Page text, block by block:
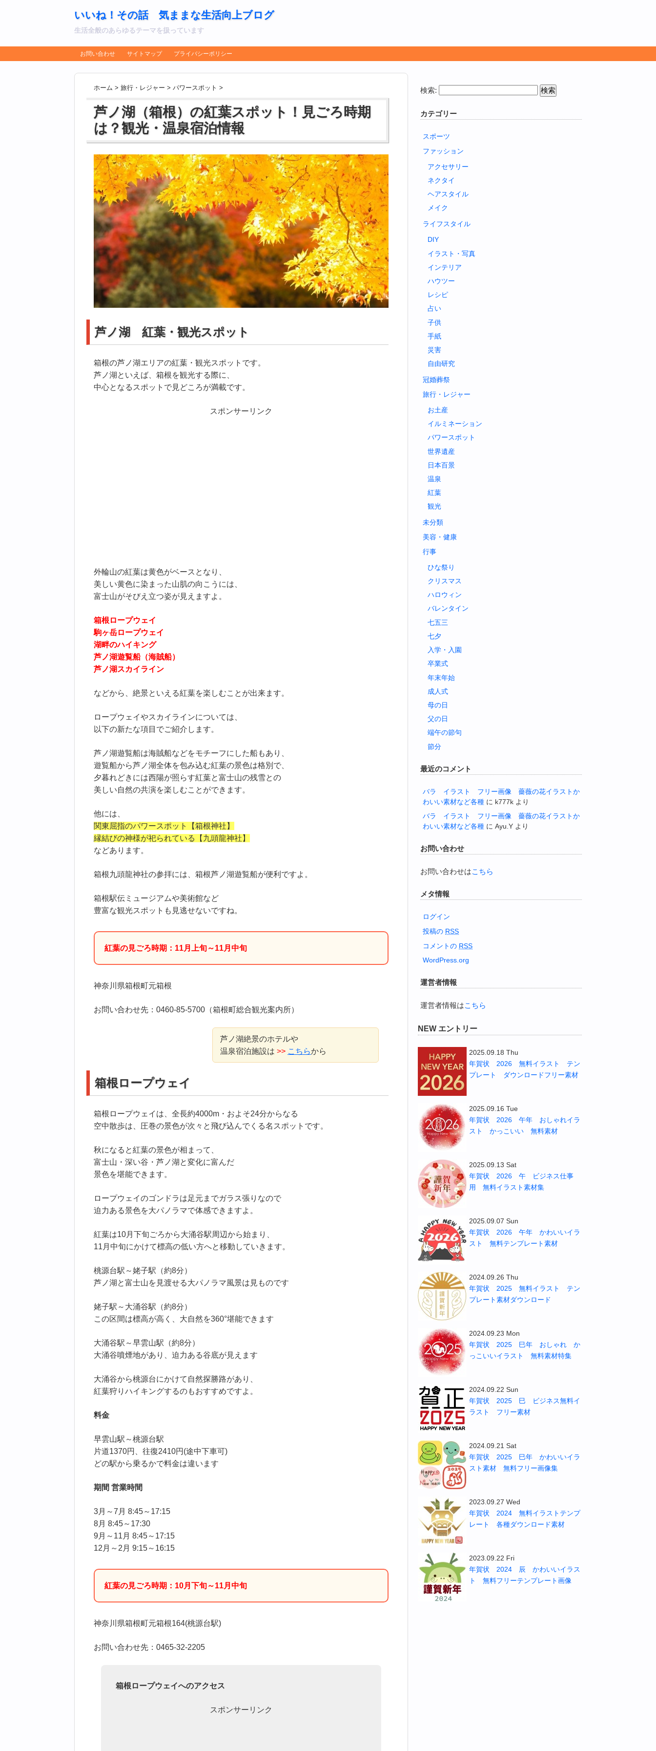
いいね！その話 気ままな生活向上ブログ
生活全般のあらゆるテーマを扱っています
お問い合わせ サイトマップ プライバシーポリシー
ホーム > 旅行・レジャー > パワースポット >
芦ノ湖（箱根）の紅葉スポット！見ごろ時期
は？観光・温泉宿泊情報
芦ノ湖 紅葉・観光スポット
箱根の芦ノ湖エリアの紅葉・観光スポットです。
芦ノ湖といえば、箱根を観光する際に、
中心となるスポットで見どころが満載です。
スポンサーリンク
外輪山の紅葉は黄色がベースとなり、
美しい黄色に染まった山肌の向こうには、
富士山がそびえ立つ姿が見えますよ。
箱根ロープウェイ
駒ヶ岳ロープウェイ
湖畔のハイキング
芦ノ湖遊覧船（海賊船）
芦ノ湖スカイライン
などから、絶景といえる紅葉を楽しむことが出来ます。
ロープウェイやスカイラインについては、
以下の新たな項目でご紹介します。
芦ノ湖遊覧船は海賊船などをモチーフにした船もあり、
遊覧船から芦ノ湖全体を包み込む紅葉の景色は格別で、
夕暮れどきには西陽が照らす紅葉と富士山の残雪との
美しい自然の共演を楽しむことができます。
他には、
関東屈指のパワースポット【箱根神社】
縁結びの神様が祀られている【九頭龍神社】
などあります。
箱根九頭龍神社の参拝には、箱根芦ノ湖遊覧船が便利ですよ。
箱根駅伝ミュージアムや美術館など
豊富な観光スポットも見逃せないですね。
紅葉の見ごろ時期：11月上旬～11月中旬
神奈川県箱根町元箱根
お問い合わせ先：0460-85-5700（箱根町総合観光案内所）
芦ノ湖絶景のホテルや
温泉宿泊施設は >> こちらから
箱根ロープウェイ
箱根ロープウェイは、全長約4000m・およそ24分からなる
空中散歩は、圧巻の景色が次々と飛び込んでくる名スポットです。
秋になると紅葉の景色が相まって、
富士山・深い谷・芦ノ湖と変化に富んだ
景色を堪能できます。
ロープウェイのゴンドラは足元までガラス張りなので
迫力ある景色を大パノラマで体感できますよ。
紅葉は10月下旬ごろから大涌谷駅周辺から始まり、
11月中旬にかけて標高の低い方へと移動していきます。
桃源台駅～姥子駅（約8分）
芦ノ湖と富士山を見渡せる大パノラマ風景は見ものです
姥子駅～大涌谷駅（約8分）
この区間は標高が高く、大自然を360°堪能できます
大涌谷駅～早雲山駅（約8分）
大涌谷噴煙地があり、迫力ある谷底が見えます
大涌谷から桃源台にかけて自然探勝路があり、
紅葉狩りハイキングするのもおすすめですよ。
料金
早雲山駅～桃源台駅
片道1370円、往復2410円(途中下車可)
どの駅から乗るかで料金は違います
期間 営業時間
3月～7月 8:45～17:15
8月 8:45～17:30
9月～11月 8:45～17:15
12月～2月 9:15～16:15
紅葉の見ごろ時期：10月下旬～11月中旬
神奈川県箱根町元箱根164(桃源台駅)
お問い合わせ先：0465-32-2205
箱根ロープウェイへのアクセス
スポンサーリンク
検索:
カテゴリー
スポーツ
ファッション
アクセサリー
ネクタイ
ヘアスタイル
メイク
ライフスタイル
DIY
イラスト・写真
インテリア
ハウツー
レシピ
占い
子供
手紙
災害
自由研究
冠婚葬祭
旅行・レジャー
お土産
イルミネーション
パワースポット
世界遺産
日本百景
温泉
紅葉
観光
未分類
美容・健康
行事
ひな祭り
クリスマス
ハロウィン
バレンタイン
七五三
七夕
入学・入園
卒業式
年末年始
成人式
母の日
父の日
端午の節句
節分
最近のコメント
バラ イラスト フリー画像 薔薇の花イラストか
わいい素材など各種 に k777k より
バラ イラスト フリー画像 薔薇の花イラストか
わいい素材など各種 に Ayu.Y より
お問い合わせ
お問い合わせはこちら
メタ情報
ログイン
投稿の RSS
コメントの RSS
WordPress.org
運営者情報
運営者情報はこちら
NEW エントリー
2025.09.18 Thu
年賀状 2026 無料イラスト テン
プレート ダウンロードフリー素材
2025.09.16 Tue
年賀状 2026 午年 おしゃれイラ
スト かっこいい 無料素材
2025.09.13 Sat
年賀状 2026 午 ビジネス仕事
用 無料イラスト素材集
2025.09.07 Sun
年賀状 2026 午年 かわいいイラ
スト 無料テンプレート素材
2024.09.26 Thu
年賀状 2025 無料イラスト テン
プレート素材ダウンロード
2024.09.23 Mon
年賀状 2025 巳年 おしゃれ か
っこいいイラスト 無料素材特集
2024.09.22 Sun
年賀状 2025 巳 ビジネス無料イ
ラスト フリー素材
2024.09.21 Sat
年賀状 2025 巳年 かわいいイラ
スト素材 無料フリー画像集
2023.09.27 Wed
年賀状 2024 無料イラストテンプ
レート 各種ダウンロード素材
2023.09.22 Fri
年賀状 2024 辰 かわいいイラス
ト 無料フリーテンプレート画像